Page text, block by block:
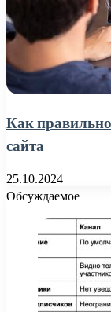
Как
сайта
25.10.2024
Обсуждаемое